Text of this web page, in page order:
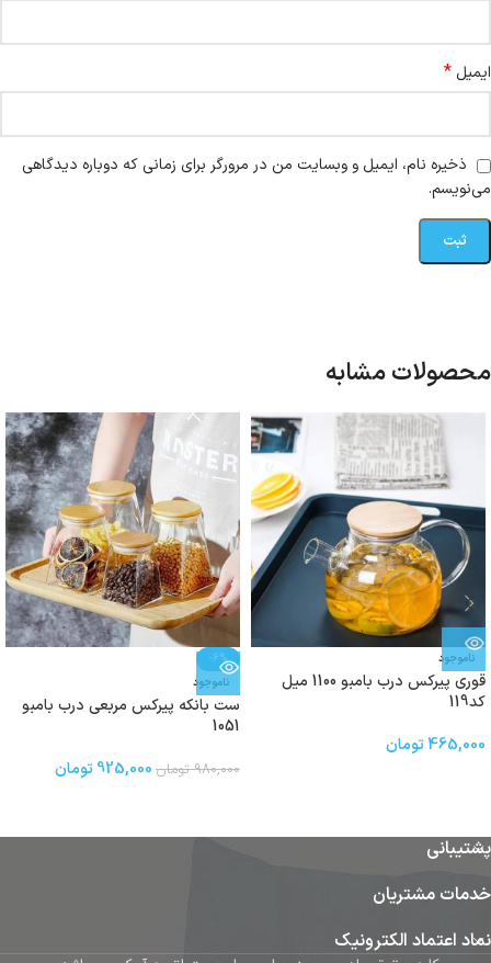
ایمیل *
ذخیره نام، ایمیل و وبسایت من در مرورگر برای زمانی که دوباره دیدگاهی
می‌نویسم.
محصولات مشابه
ناموجود
قوری پیرکس درب بامبو 1100 میل
کد119
465,000تومان
-6%
ناموجود
ست بانکه پیرکس مربعی درب بامبو
1051
980,000 تومان 925,000تومان
پشتیبانی
خدمات مشتریان
نماد اعتماد الکترونیک